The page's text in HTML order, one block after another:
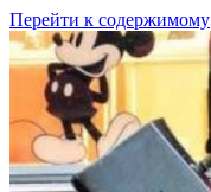
Перейти к содержимому